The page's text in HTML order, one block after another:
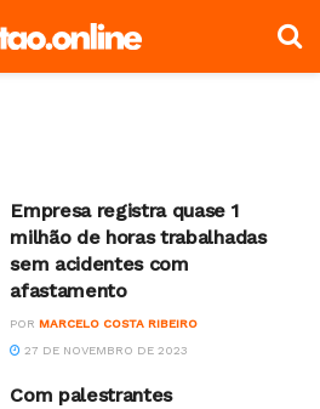
Empresa registra quase 1
milhão de horas trabalhadas
sem acidentes com
afastamento
POR MARCELO COSTA RIBEIRO
27 DE NOVEMBRO DE 2023
Com palestrantes